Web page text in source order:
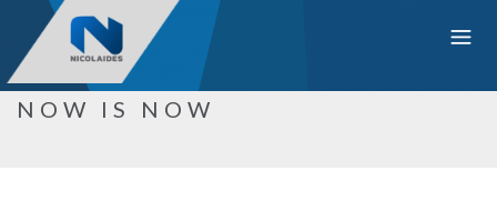
NOW IS NOW